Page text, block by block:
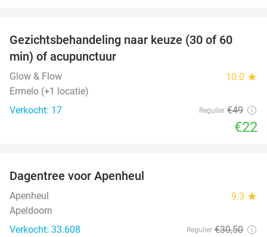
55%
Gezichtsbehandeling naar keuze (30 of 60
min) of acupunctuur
Glow & Flow 10.0 star
Ermelo (+1 locatie)
Verkocht: 17
Regulier €49
€22
Dagentree voor Apenheul
Apenheul 9.3 star
Apeldoorn
Verkocht: 33.608
Regulier €30,50